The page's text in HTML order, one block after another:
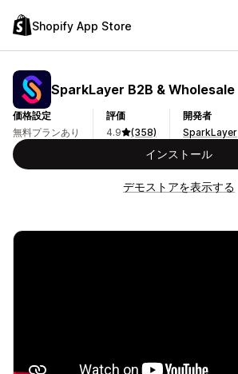
Shopify App Store
SparkLayer B2B & Wholesale
価格設定
無料プランあり
評価
4.9
(358)
開発者
SparkLayer
インストール
デモストアを表示する